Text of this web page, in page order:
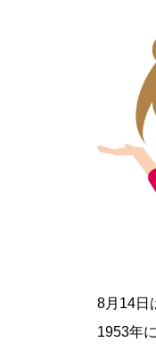
8月14日
1953年